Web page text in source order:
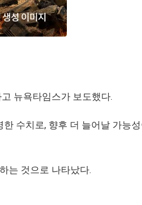
뉴욕타임스가 보도했다.
수치로, 향후 더 늘어날 가능
는 것으로 나타났다.